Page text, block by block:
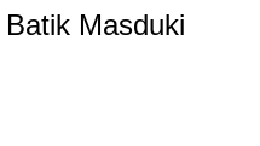
Batik Masduki